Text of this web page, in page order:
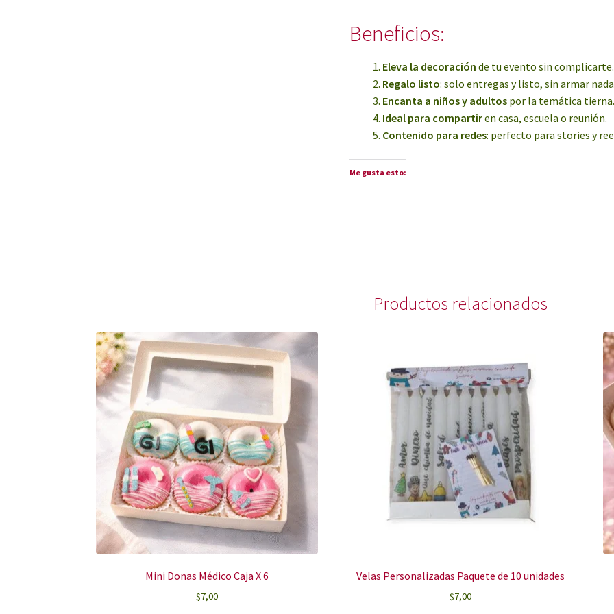
Beneficios:
Eleva la decoración de tu evento sin complicarte.
Regalo listo: solo entregas y listo, sin armar
Encanta a niños y adultos por la temática tierna.
Ideal para compartiren casa, escuela o reunión.
Contenido para redes: perfecto para stories y
Me gusta esto:
Productos relacionados
Mini Donas Médico Caja X 6
$7,00
Velas Personalizadas Paquete de 10 unidades
$7,00